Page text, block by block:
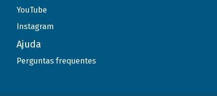
YouTube
Instagram
Ajuda
Perguntas frequentes